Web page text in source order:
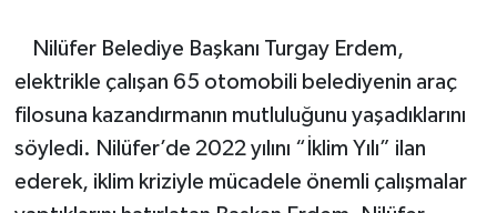
Nilüfer Belediye Başkanı Turgay Erdem,
elektrikle çalışan 65 otomobili belediyenin araç
filosuna kazandırmanın mutluluğunu yaşadıklarını
söyledi. Nilüfer’de 2022 yılını “İklim Yılı” ilan
ederek, iklim kriziyle mücadele önemli çalışmalar